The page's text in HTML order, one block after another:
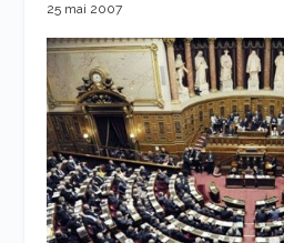
25 mai 2007